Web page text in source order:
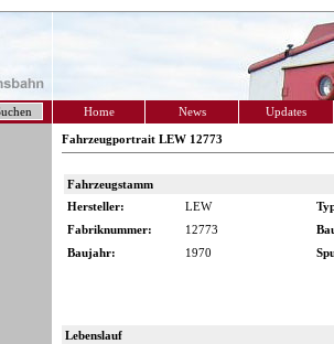
Home News Updates
Fahrzeugportrait LEW 12773
Fahrzeugstamm
Hersteller:
LEW
Fabriknummer:
12773
Baujahr:
1970
Lebenslauf